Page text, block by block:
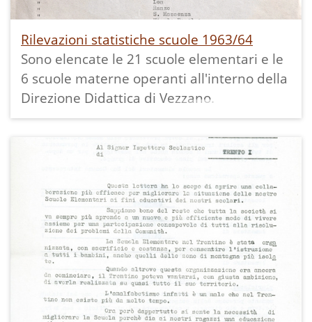
Cavedine; costruzione di un nuovo edificio
per la scuola elementare a Cavedine, per
lasciare l'attuale tutto alla Scuola Media.
Rilevazioni statistiche scuole 1963/64
Sono elencate le 21 scuole elementari e le
6 scuole materne operanti all'interno della
Direzione Didattica di Vezzano.